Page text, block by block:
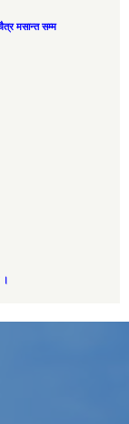
मसान्त सम्म
।